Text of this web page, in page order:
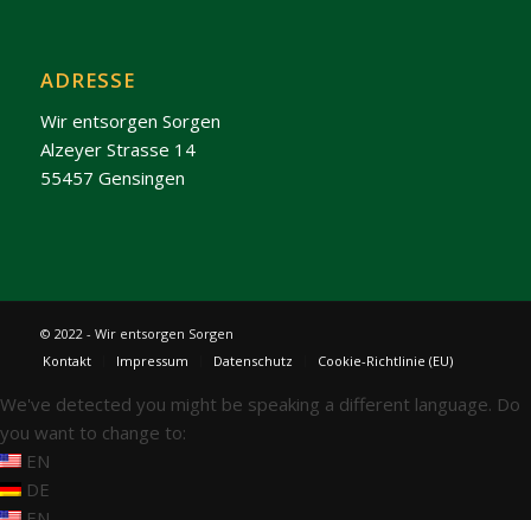
ADRESSE
Wir entsorgen Sorgen
Alzeyer Strasse 14
55457 Gensingen
© 2022 - Wir entsorgen Sorgen
Kontakt
Impressum Datenschutz Cookie-Richtlinie (EU)
We've detected you might be speaking a different language. Do
you want to change to:
EN
DE